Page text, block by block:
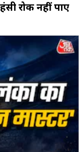
रोक नहीं पाए